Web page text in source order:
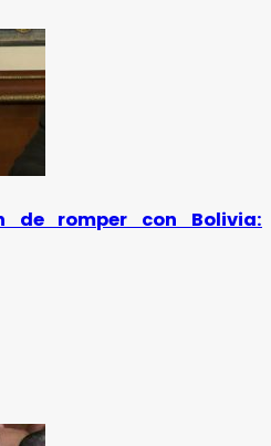
de romper con Bolivia: